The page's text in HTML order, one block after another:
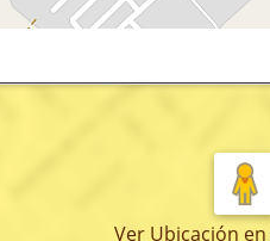
Ver Ubicación en